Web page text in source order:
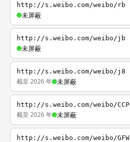
http://s.weibo.com/weibo/rb
未屏蔽
http://s.weibo.com/weibo/jb
未屏蔽
http://s.weibo.com/weibo/j8
截至 2026 年 未屏蔽
http://s.weibo.com/weibo/CCP
截至 2026 年 未屏蔽
http://s.weibo.com/weibo/GFW